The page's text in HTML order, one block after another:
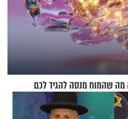
מה שהמוח מנסה להגיד לכם